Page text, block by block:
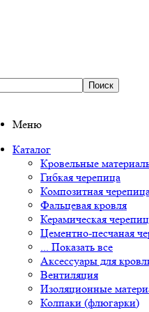
Меню
Каталог
Кровельные
Гибкая черепица
Композитная
Фальцевая кровля
Керамическая
Цементно-песчаная
... Показать все
Аксессуары для
Вентиляция
Изоляционные
Колпаки (флюгарки)